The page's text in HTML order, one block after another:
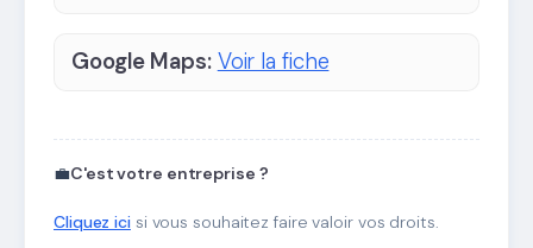
Google Maps: Voir la fiche
💼C'est votre entreprise ?
Cliquez icisi vous souhaitez faire valoir vos droits.